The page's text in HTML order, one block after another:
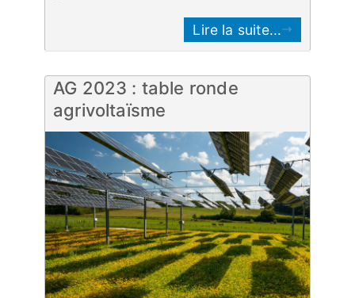
Lire la suite...
AG 2023 : table ronde
agrivoltaïsme